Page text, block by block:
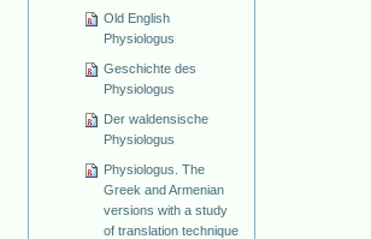
Old English
Physiologus
Geschichte des
Physiologus
Der waldensische
Physiologus
Physiologus. The
Greek and Armenian
versions with a study
of translation technique